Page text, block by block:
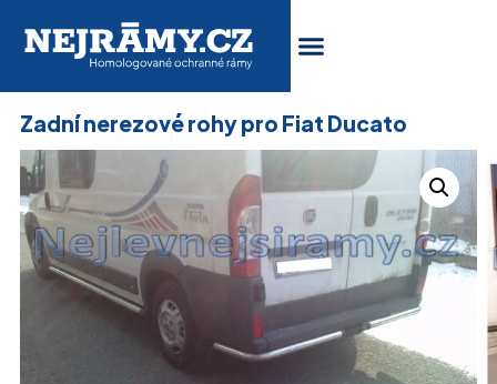
Zadní nerezové rohy pro Fiat Ducato